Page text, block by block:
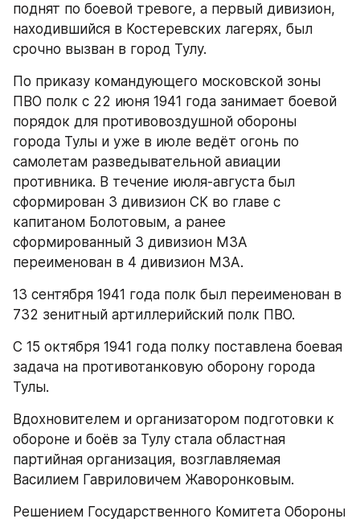
поднят по боевой тревоге, а первый дивизион,
находившийся в Костеревских лагерях, был
срочно вызван в город Тулу.
По приказу командующего московской зоны
ПВО полк с 22 июня 1941 года занимает боевой
порядок для противовоздушной обороны
города Тулы и уже в июле ведёт огонь по
самолетам разведывательной авиации
противника. В течение июля-августа был
сформирован 3 дивизион СК во главе с
капитаном Болотовым, а ранее
сформированный 3 дивизион МЗА
переименован в 4 дивизион МЗА.
13 сентября 1941 года полк был переименован в
732 зенитный артиллерийский полк ПВО.
С 15 октября 1941 года полку поставлена боевая
задача на противотанковую оборону города
Тулы.
Вдохновителем и организатором подготовки к
обороне и боёв за Тулу стала областная
партийная организация, возглавляемая
Василием Гавриловичем Жаворонковым.
Решением Государственного Комитета Обороны